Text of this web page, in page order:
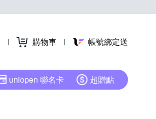
購物車 帳號綁定送
uniopen 聯名卡 超贈點